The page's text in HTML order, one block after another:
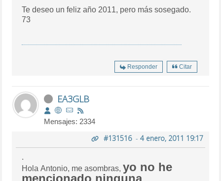
Te deseo un feliz año 2011, pero más sosegado.
73
Responder Citar
EA3GLB
Mensajes: 2334
#131516- 4 enero, 2011 19:17
.
Hola Antonio, me asombras,yo no he
mencionado ninguna